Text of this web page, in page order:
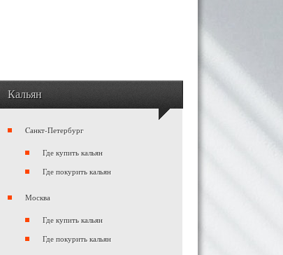
Кальян
Cанкт-Петербург
Где купить кальян
Где покурить кальян
Москва
Где купить кальян
Где покурить кальян